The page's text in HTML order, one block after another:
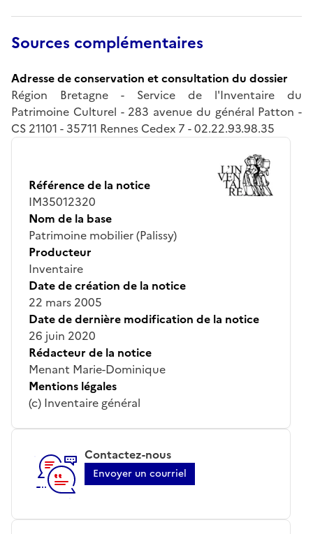
Sources complémentaires
Adresse de conservation et consultation du dossier
Région Bretagne - Service de l'Inventaire du
Patrimoine Culturel - 283 avenue du général Patton -
CS 21101 - 35711 Rennes Cedex 7 - 02.22.93.98.35
Référence de la notice
IM35012320
Nom de la base
Patrimoine mobilier (Palissy)
Producteur
Inventaire
Date de création de la notice
22 mars 2005
Date de dernière modification de la notice
26 juin 2020
Rédacteur de la notice
Menant Marie-Dominique
Mentions légales
(c) Inventaire général
Contactez-nous
Envoyer un courriel